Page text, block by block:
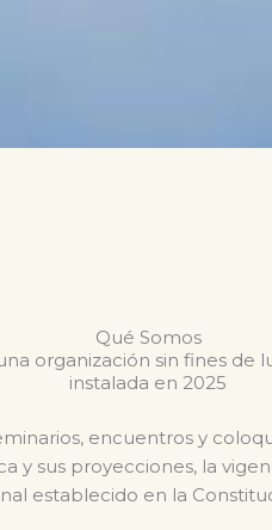
Qué Somos
organización sin fines de
instalada en 2025
encuentros y
y sus proyecciones, la
establecido en la